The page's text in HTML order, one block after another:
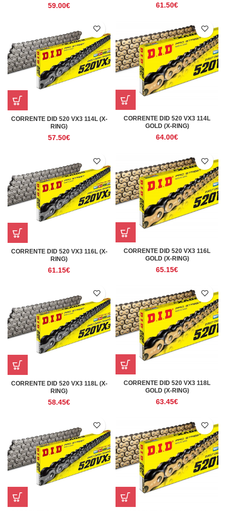
59.00€ 61.50€
CORRENTE DID 520 VX3 114L (X-
RING)
57.50€
CORRENTE DID 520 VX3 114L
GOLD (X-RING)
64.00€
CORRENTE DID 520 VX3 116L (X-
RING)
61.15€
CORRENTE DID 520 VX3 116L
GOLD (X-RING)
65.15€
CORRENTE DID 520 VX3 118L (X-
RING)
58.45€
CORRENTE DID 520 VX3 118L
GOLD (X-RING)
63.45€